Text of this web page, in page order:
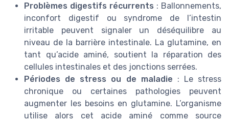
Problèmes digestifs récurrents : Ballonnements,
inconfort digestif ou syndrome de l’intestin
irritable peuvent signaler un déséquilibre au
niveau de la barrière intestinale. La glutamine, en
tant qu’acide aminé, soutient la réparation des
cellules intestinales et des jonctions serrées.
Périodes de stress ou de maladie : Le stress
chronique ou certaines pathologies peuvent
augmenter les besoins en glutamine. L’organisme
utilise alors cet acide aminé comme source